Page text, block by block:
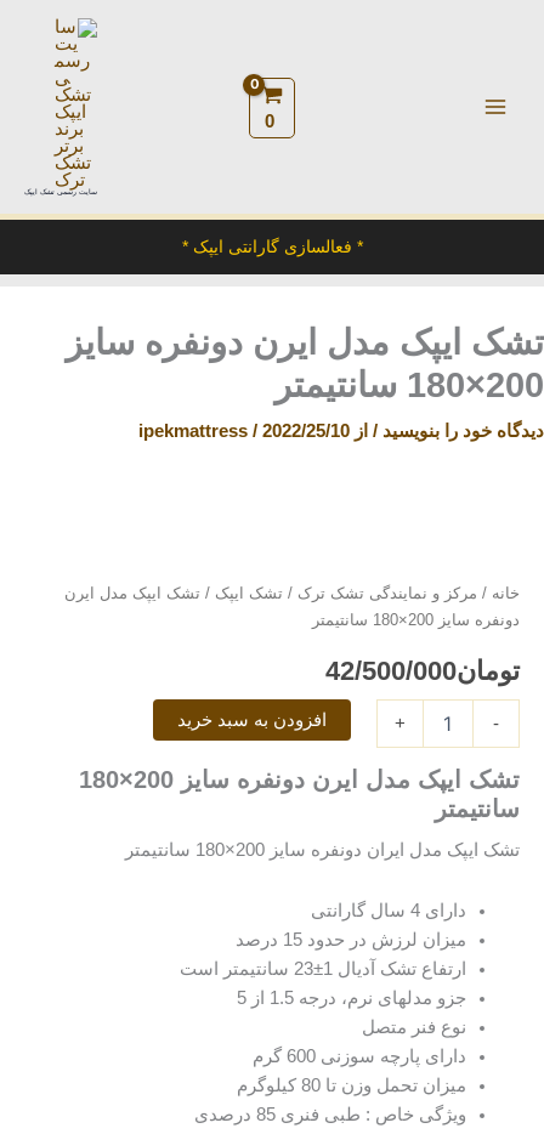
0
سایت رسمی تشک ایپک
* فعالسازی گارانتی ایپک *
تشک ایپک مدل ایرن دونفره سایز
200×180 سانتیمتر
دیدگاه‌ خود را بنویسید / از ipekmattress / 2022/25/10
خانه / مرکز و نمایندگی تشک ترک / تشک ایپک / تشک ایپک مدل ایرن
دونفره سایز 200×180 سانتیمتر
تومان42/500/000
-
ایرن
دونفره
200×180
سانتیمتر
عدد
+ افزودن به سبد خرید
تشک ایپک مدل ایرن دونفره سایز 200×180
سانتیمتر
تشک ایپک مدل ایران دونفره سایز 200×180 سانتیمتر
دارای 4 سال گارانتی
میزان لرزش در حدود 15 درصد
ارتفاع تشک آدیال 1±23 سانتیمتر است
جزو مدلهای نرم، درجه 1.5 از 5
نوع فنر متصل
دارای پارچه سوزنی 600 گرم
میزان تحمل وزن تا 80 کیلوگرم
ویژگی خاص : طبی فنری 85 درصدی